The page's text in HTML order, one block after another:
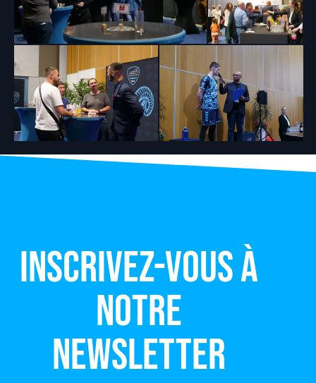
Inscrivez-vous à
notre
newsletter